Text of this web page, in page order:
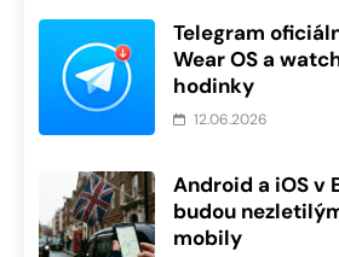
Telegram
Wear OS a
hodinky
12.06.2026
Android a iOS v
budou
mobily